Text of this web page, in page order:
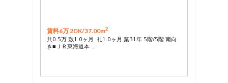
賃料6万 2DK/37.00m2
共0.5万 敷1.0ヶ月 礼1.0ヶ月 築31年 5階/5階 南向
き■ＪＲ東海道本 …